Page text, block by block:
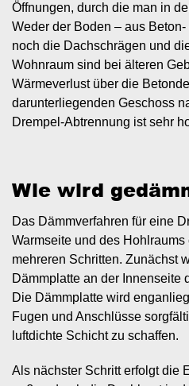
Öffnungen, durch die man in
Weder der Boden – aus
noch die Dachschrägen und
Wohnraum sind bei älteren
Wärmeverlust über die
darunterliegenden Geschoss
Drempel-Abtrennung ist sehr
Wie wird
Das Dämmverfahren für eine
Warmseite und des
mehreren Schritten. Zunächst
Dämmplatte an der Innenseite
Die Dämmplatte wird
Fugen und Anschlüsse
luftdichte Schicht zu schaffen.
Als nächster Schritt erfolgt die